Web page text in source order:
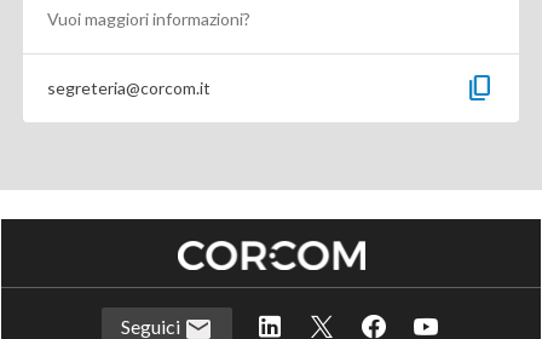
Vuoi maggiori informazioni?
segreteria@corcom.it content_copy
Seguici